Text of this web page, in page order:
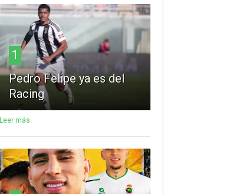
1
Pedro Felipe ya es del
Racing
Leer más